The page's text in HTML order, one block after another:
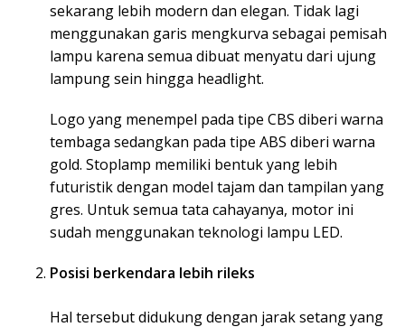
sekarang lebih modern dan elegan. Tidak lagi
menggunakan garis mengkurva sebagai pemisah
lampu karena semua dibuat menyatu dari ujung
lampung sein hingga headlight.
Logo yang menempel pada tipe CBS diberi warna
tembaga sedangkan pada tipe ABS diberi warna
gold. Stoplamp memiliki bentuk yang lebih
futuristik dengan model tajam dan tampilan yang
gres. Untuk semua tata cahayanya, motor ini
sudah menggunakan teknologi lampu LED.
Posisi berkendara lebih rileks
Hal tersebut didukung dengan jarak setang yang